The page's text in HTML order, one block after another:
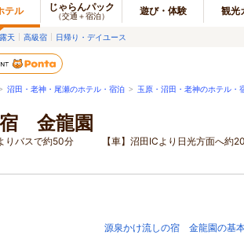
テル じゃらんパック
（交通＋宿泊） 遊び・体験 観光
天 高級宿 日帰り・デイユース
沼田・老神・尾瀬のホテル・宿泊 > 玉原・沼田・老神のホテル・
金龍園
よりバスで約50分 【車】沼田ICより日光方面へ約
源泉かけ流しの宿 金龍園の基